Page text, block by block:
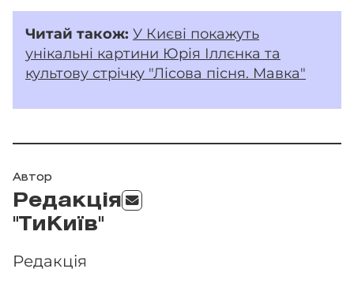
Читай також: У Києві покажуть
унікальні картини Юрія Іллєнка та
культову стрічку "Лісова пісня. Мавка"
Автор
Редакція
"ТиКиїв"
Редакція